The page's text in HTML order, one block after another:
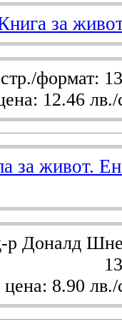
за
формат:
12.46 лв./
за живот.
Доналд
8.90 лв./